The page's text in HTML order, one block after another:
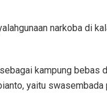
narkoba di
kampung bebas
yaitu swasembada